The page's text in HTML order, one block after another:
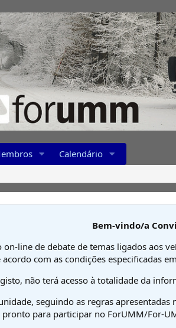
Calendário
Bem-vindo/a
on-line de debate de temas ligados aos
com as condições especificadas em
não terá acesso à totalidade da
seguindo as regras
pronto para participar no ForUMM/For-